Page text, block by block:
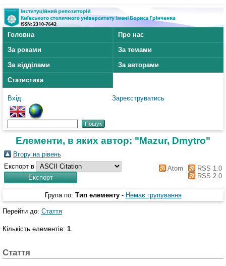
Головна
Про нас
За роками
За темами
За відділами
За авторами
Статистика
Вхід Зареєструватись
Елементи, в яких автор: "Mazur, Dmytro"
Вгору на рівень
Експорт в
Atom
RSS 1.0
RSS 2.0
Група по: Тип елементу - Немає групування
Перейти до: Стаття
Кількість елементів: 1.
Стаття